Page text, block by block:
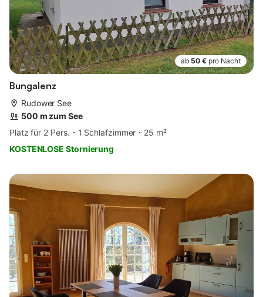
ab 50 € pro Nacht
Bungalenz
Rudower See
500 m zum See
Platz für 2 Pers.
1 Schlafzimmer
25 m²
KOSTENLOSE Stornierung